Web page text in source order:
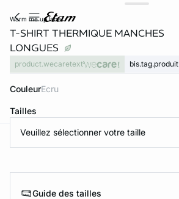
warm me up lace
T-SHIRT THERMIQUE MANCHES
LONGUES
product.wecaretext bis.tag.produit
Couleur ecru
Tailles
Veuillez sélectionner votre taille
Guide des tailles